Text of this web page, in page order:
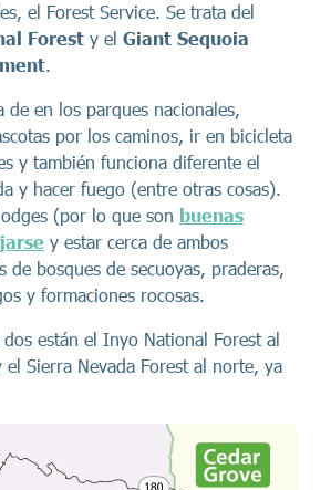
el Forest Service. Se trata del
Forest y el Giant Sequoia
.
de en los parques nacionales,
por los caminos, ir en bicicleta
y también funciona diferente el
y hacer fuego (entre otras cosas).
(por lo que son buenas
y estar cerca de ambos
de bosques de secuoyas, praderas,
y formaciones rocosas.
están el Inyo National Forest al
el Sierra Nevada Forest al norte, ya